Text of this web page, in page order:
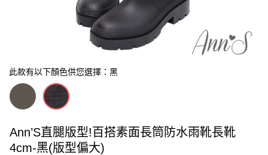
此款有以下顏色供您選擇：黑
Ann’S直腿版型!百搭素面長筒防水雨靴長靴
4cm-黑(版型偏大)